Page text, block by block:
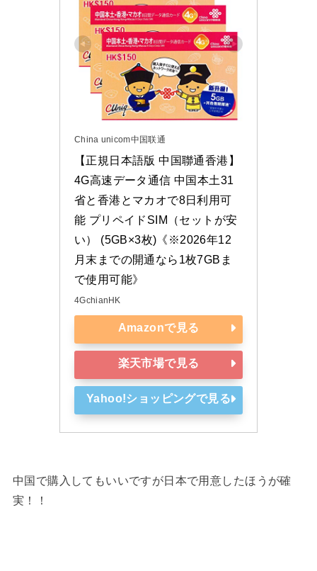
China unicom中国联通
【正規日本語版 中国聯通香港】
4G高速データ通信 中国本土31
省と香港とマカオで8日利用可
能 プリペイドSIM（セットが安
い） (5GB×3枚)《※2026年12
月末までの開通なら1枚7GBま
で使用可能》
4GchianHK
Amazonで見る
楽天市場で見る
Yahoo!ショッピングで見る
中国で購入してもいいですが日本で用意したほうが確
実！！